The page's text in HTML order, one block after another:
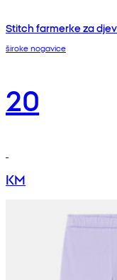
Stitch farmerke za
široke nogavice
20
KM